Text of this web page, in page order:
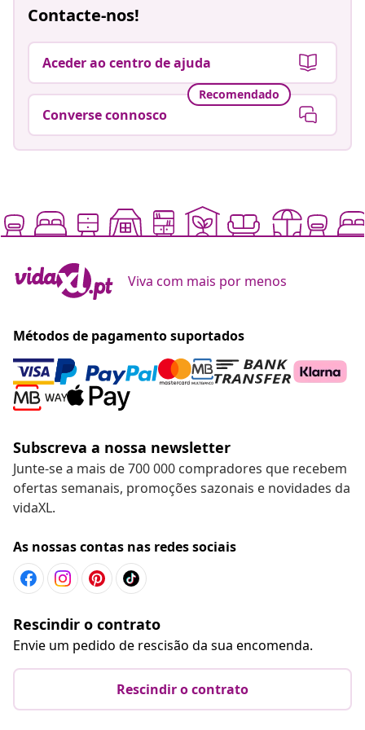
Contacte-nos!
Aceder ao centro de ajuda
Recomendado
Converse connosco
Viva com mais por menos
Métodos de pagamento suportados
Subscreva a nossa newsletter
Junte-se a mais de 700 000 compradores que recebem
ofertas semanais, promoções sazonais e novidades da
vidaXL.
As nossas contas nas redes sociais
Rescindir o contrato
Envie um pedido de rescisão da sua encomenda.
Rescindir o contrato